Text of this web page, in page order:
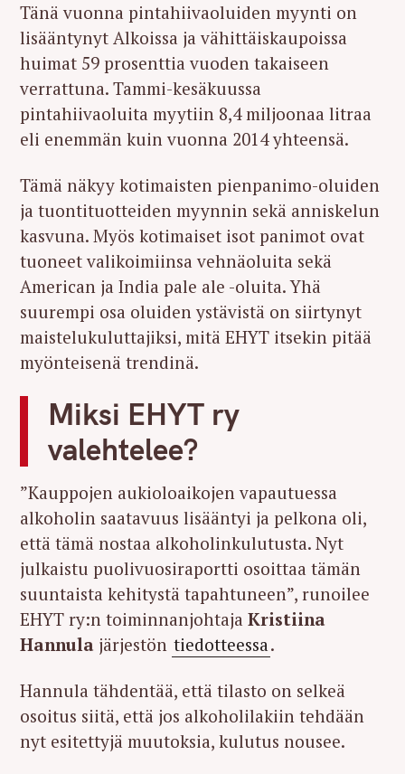
Tänä vuonna pintahiivaoluiden myynti on
lisääntynyt Alkoissa ja vähittäiskaupoissa
huimat 59 prosenttia vuoden takaiseen
verrattuna. Tammi-kesäkuussa
pintahiivaoluita myytiin 8,4 miljoonaa litraa
eli enemmän kuin vuonna 2014 yhteensä.
Tämä näkyy kotimaisten pienpanimo-oluiden
ja tuontituotteiden myynnin sekä anniskelun
kasvuna. Myös kotimaiset isot panimot ovat
tuoneet valikoimiinsa vehnäoluita sekä
American ja India pale ale -oluita. Yhä
suurempi osa oluiden ystävistä on siirtynyt
maistelukuluttajiksi, mitä EHYT itsekin pitää
myönteisenä trendinä.
Miksi EHYT ry
valehtelee?
”Kauppojen aukioloaikojen vapautuessa
alkoholin saatavuus lisääntyi ja pelkona oli,
että tämä nostaa alkoholinkulutusta. Nyt
julkaistu puolivuosiraportti osoittaa tämän
suuntaista kehitystä tapahtuneen”, runoilee
EHYT ry:n toiminnanjohtaja Kristiina
Hannula järjestön tiedotteessa.
Hannula tähdentää, että tilasto on selkeä
osoitus siitä, että jos alkoholilakiin tehdään
nyt esitettyjä muutoksia, kulutus nousee.